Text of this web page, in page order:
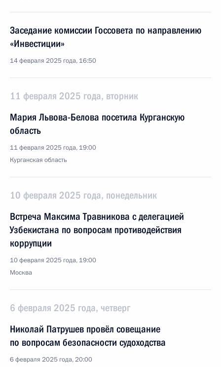
Заседание комиссии Госсовета по направлению
«Инвестиции»
14 февраля 2025 года, 16:50
11 февраля 2025 года, вторник
Мария Львова-Белова посетила Курганскую
область
11 февраля 2025 года, 19:00
Курганская область
10 февраля 2025 года, понедельник
Встреча Максима Травникова с делегацией
Узбекистана по вопросам противодействия
коррупции
10 февраля 2025 года, 19:00
Москва
6 февраля 2025 года, четверг
Николай Патрушев провёл совещание
по вопросам безопасности судоходства
6 февраля 2025 года, 20:00